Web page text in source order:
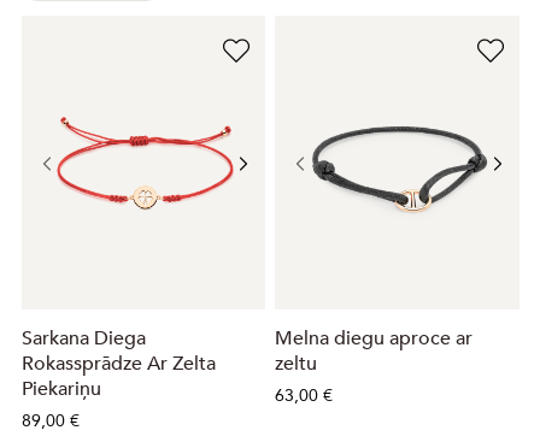
Sarkana Diega
Rokassprādze Ar Zelta
Piekariņu
89,00 €
Melna diegu aproce ar
zeltu
63,00 €